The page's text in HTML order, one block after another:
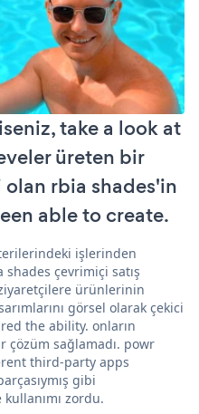
take a look at
üreten bir
rbia shades'in
able to create.
işlerinden
çevrimiçi satış
ürünlerinin
görsel olarak çekici
the ability. onların
sağlamadı. powr
third-party apps
gibi
zordu.